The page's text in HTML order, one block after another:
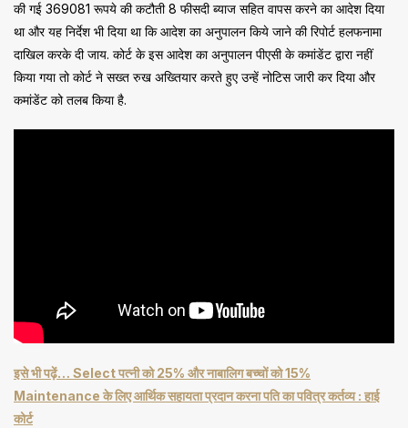
की गई 369081 रूपये की कटौती 8 फीसदी ब्याज सहित वापस करने का आदेश दिया
था और यह निर्देश भी दिया था कि आदेश का अनुपालन किये जाने की रिपोर्ट हलफनामा
दाखिल करके दी जाय. कोर्ट के इस आदेश का अनुपालन पीएसी के कमांडेंट द्वारा नहीं
किया गया तो कोर्ट ने सख्त रुख अख्तियार करते हुए उन्हें नोटिस जारी कर दिया और
कमांडेंट को तलब किया है.
इसे भी पढ़ें… Select पत्नी को 25% और नाबालिग बच्चों को 15%
Maintenance के लिए आर्थिक सहायता प्रदान करना पति का पवित्र कर्तव्य : हाई
कोर्ट